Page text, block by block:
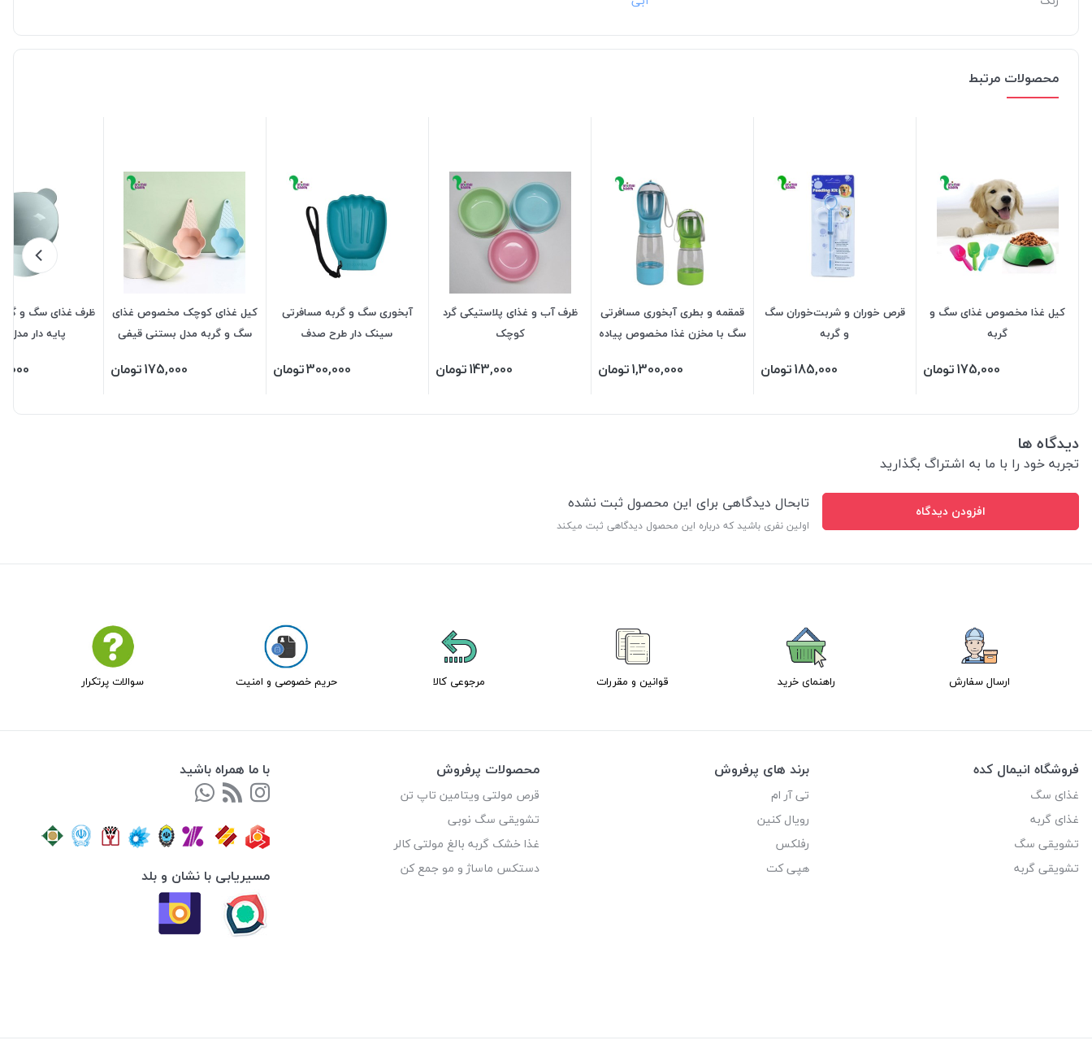
محصولات مرتبط
کیل غذا مخصوص غذای سگ و
گربه
175,000تومان
قرص خوران و شربت‌خوران سگ
و گربه
185,000تومان
قمقمه و بطری آبخوری مسافرتی
سگ با مخزن غذا مخصوص پیاده
1,300,000تومان
ظرف آب و غذای پلاستیکی گرد
کوچک
143,000تومان
آبخوری سگ و گربه مسافرتی
سینک دار طرح صدف
300,000تومان
کیل غذای کوچک مخصوص غذای
سگ و گربه مدل بستنی قیفی
175,000تومان
ظرف غذای سگ و
پایه دار مدل
دیدگاه ها
تجربه خود را با ما به اشتراگ بگذارید
افزودن دیدگاه تابحال دیدگاهی برای این محصول ثبت نشده
اولین نفری باشید که درباره این محصول دیدگاهی ثبت میکند
ارسال سفارش راهنمای خرید قوانین و مقررات مرجوعی کالا حریم خصوصی و امنیت سوالات پرتکرار
فروشگاه انیمال کده
غذای سگ
غذای گربه
تشویقی سگ
تشویقی گربه
برند های پرفروش
تی آر ام
رویال کنین
رفلکس
هپی کت
محصولات پرفروش
قرص مولتی ویتامین تاپ تن
تشویقی سگ نوبی
غذا خشک گربه بالغ مولتی کالر
دستکس ماساژ و مو جمع کن
با ما همراه باشید
مسیریابی با نشان و بلد